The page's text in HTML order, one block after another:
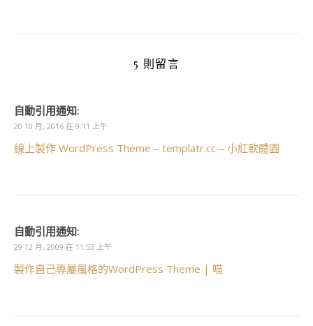
5 則留言
自動引用通知:
20 10 月, 2016 在 9:11 上午
線上製作 WordPress Theme – templatr.cc – 小紅軟體園
自動引用通知:
29 12 月, 2009 在 11:53 上午
製作自己專屬風格的WordPress Theme | 喵